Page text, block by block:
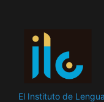
El Instituto de